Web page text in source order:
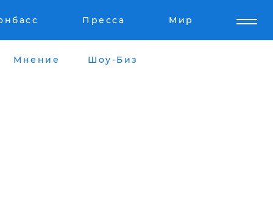
Пресса Мир
Мнение Шоу-Биз